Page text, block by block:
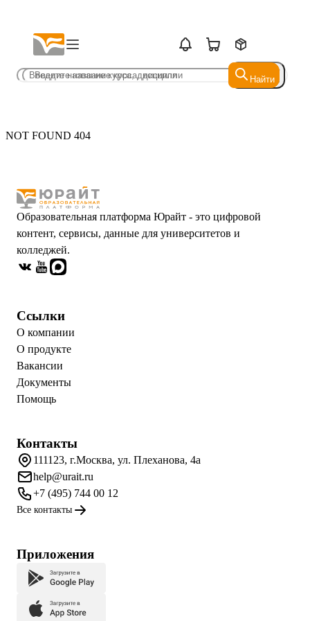
Найти
Найти
NOT FOUND 404
Образовательная платформа Юрайт - это цифровой
контент, сервисы, данные для университетов и
колледжей.
Ссылки
О компании
О продукте
Вакансии
Документы
Помощь
Контакты
111123, г.Москва, ул. Плеханова, 4а
help@urait.ru
+7 (495) 744 00 12
Все контакты
Приложения